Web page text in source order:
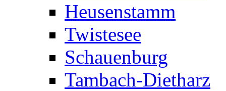
Heusenstamm
Twistesee
Schauenburg
Tambach-Dietharz